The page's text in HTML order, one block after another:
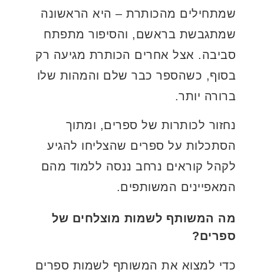
שמתחילים מהכותרת – היא הראשונה
שמתגבשת בראשם, והסיפור מתפתח
סביבה. אצל אחרים הכותרת מגיעה רק
בסוף, כשהספר כבר שלם והמהות שלו
ברורה יותר.
נחזור לכותרות של ספרים, ומתוך
הסתכלות על ספרים שהצליחו להגיע
לקהל קוראים נרחב ננסה ללמוד מהם
המאפיינים המשותפים.
מה המשותף לשמות מוצלחים של
ספרים?
כדי למצוא את המשותף לשמות ספרים